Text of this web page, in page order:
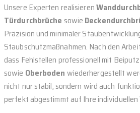
Unsere Experten realisieren
Türdurchbrüche sowie
Präzision und minimaler
Staubschutzmaßnahmen. Nach den
dass Fehlstellen professionell mit
sowie Oberboden wiederhergestellt
nicht nur stabil, sondern wird auch
perfekt abgestimmt auf Ihre individuellen